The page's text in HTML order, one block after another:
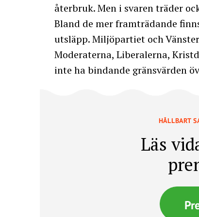
återbruk. Men i svaren träder
Bland de mer framträdande
utsläpp. Miljöpartiet och
Moderaterna, Liberalerna,
inte ha bindande gränsvärden
HÅLLBART
Läs